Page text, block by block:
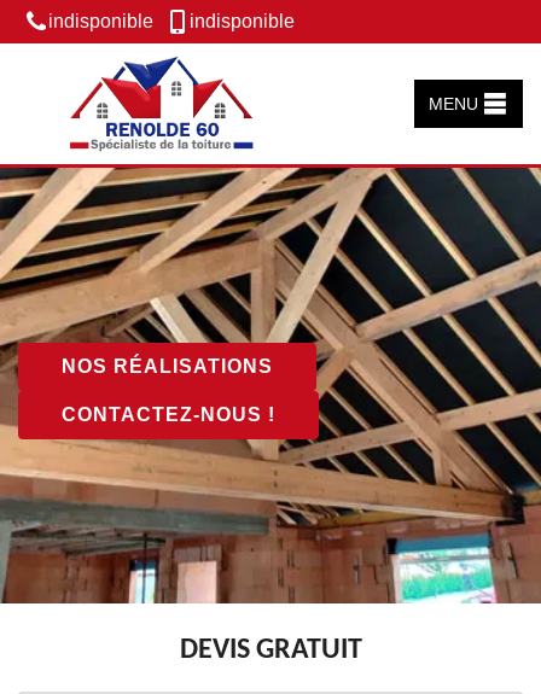
indisponible indisponible
MENU
NOS RÉALISATIONS
CONTACTEZ-NOUS !
DEVIS GRATUIT